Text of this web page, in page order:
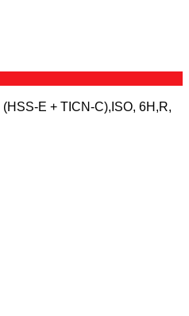
E + TICN-C),ISO, 6H,R,